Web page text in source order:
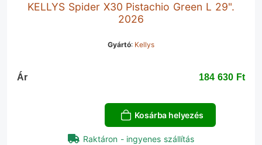
KELLYS Spider X30 Pistachio Green L 29".
2026
Gyártó: Kellys
Ár 184 630 Ft‎
Kosárba helyezés
Raktáron - ingyenes szállítás